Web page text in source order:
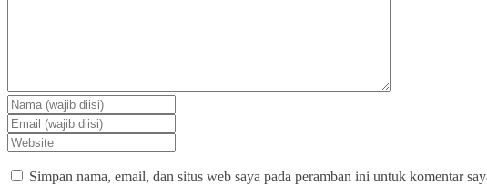
Simpan nama, email, dan situs web saya pada peramban ini untuk komentar